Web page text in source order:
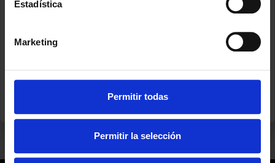
Estadística
Marketing
Permitir todas
Permitir la selección
Ver la noticia completa
Contacta ahora
con nosotras